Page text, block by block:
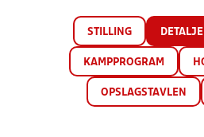
STILLING
KAMPPROGRAM
OPSLAGSTAVLEN